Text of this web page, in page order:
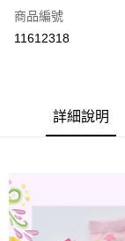
Apple Pay
ATM付款
全家取貨付款
每筆NT$80，滿
商品編號
11612318
詳細說明